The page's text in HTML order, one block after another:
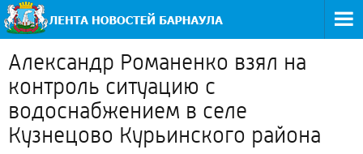
Александр Романенко взял на
контроль ситуацию с
водоснабжением в селе
Кузнецово Курьинского района